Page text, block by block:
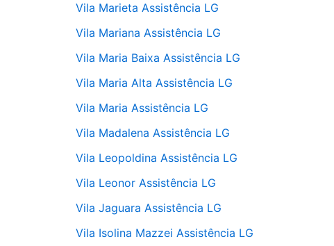
Vila Marieta Assistência LG
Vila Mariana Assistência LG
Vila Maria Baixa Assistência LG
Vila Maria Alta Assistência LG
Vila Maria Assistência LG
Vila Madalena Assistência LG
Vila Leopoldina Assistência LG
Vila Leonor Assistência LG
Vila Jaguara Assistência LG
Vila Isolina Mazzei Assistência LG